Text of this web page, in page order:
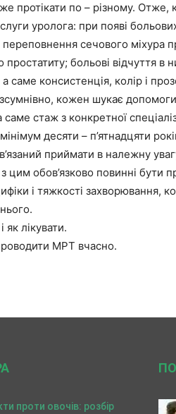
протікати по – різному.
уролога: при появі
переповнення сечового міхура
больові відчуття в
саме консистенція, колір і
кожен шукає
стаж з конкретної
десяти – п’ятнадцяти
приймати в належну
з цим обов’язково повинні бути
і тяжкості захворювання,
лікувати.
МРТ вчасно.
проти овочів: розбір